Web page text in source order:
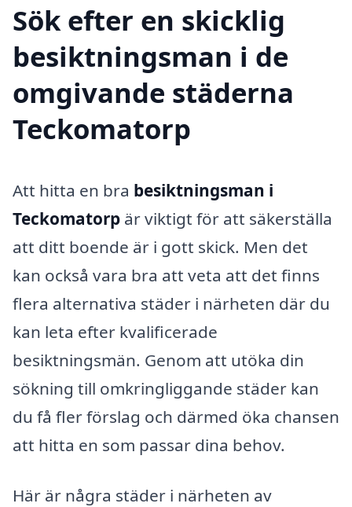
Sök efter en skicklig
besiktningsman i de
omgivande städerna
Teckomatorp
Att hitta en bra besiktningsman i
Teckomatorp är viktigt för att säkerställa
att ditt boende är i gott skick. Men det
kan också vara bra att veta att det finns
flera alternativa städer i närheten där du
kan leta efter kvalificerade
besiktningsmän. Genom att utöka din
sökning till omkringliggande städer kan
du få fler förslag och därmed öka chansen
att hitta en som passar dina behov.
Här är några städer i närheten av